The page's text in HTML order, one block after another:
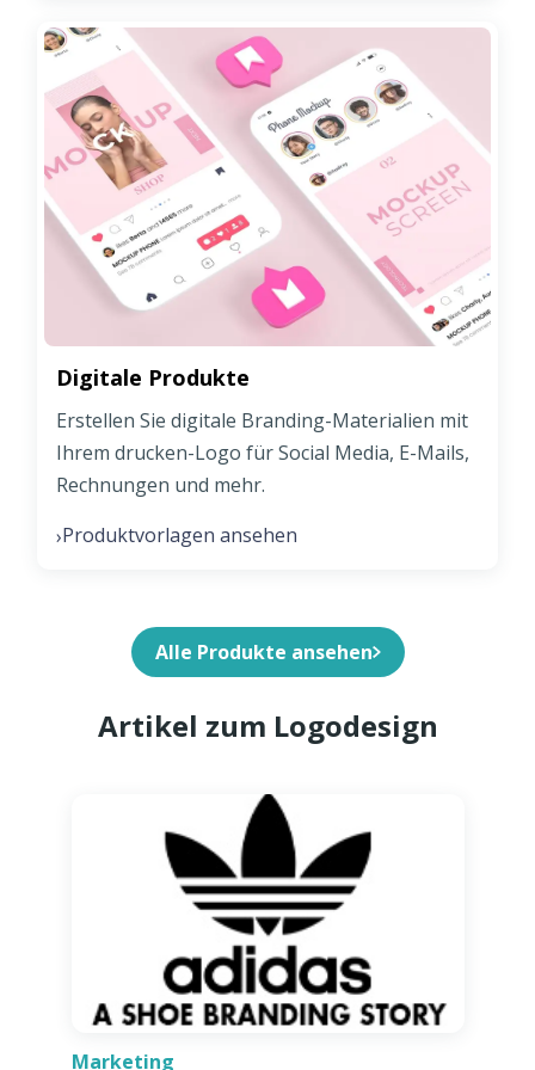
Digitale Produkte
Erstellen Sie digitale Branding-Materialien mit
Ihrem drucken-Logo für Social Media, E-Mails,
Rechnungen und mehr.
›Produktvorlagen ansehen
Alle Produkte ansehen
Artikel zum Logodesign
Marketing